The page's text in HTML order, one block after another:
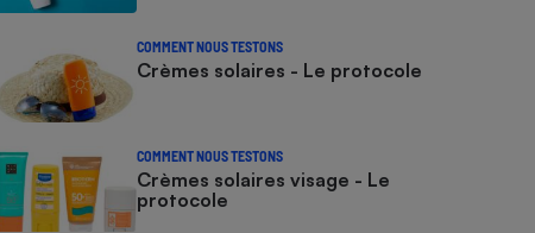
COMMENT NOUS TESTONS
Crèmes solaires - Le protocole
COMMENT NOUS TESTONS
Crèmes solaires visage - Le
protocole